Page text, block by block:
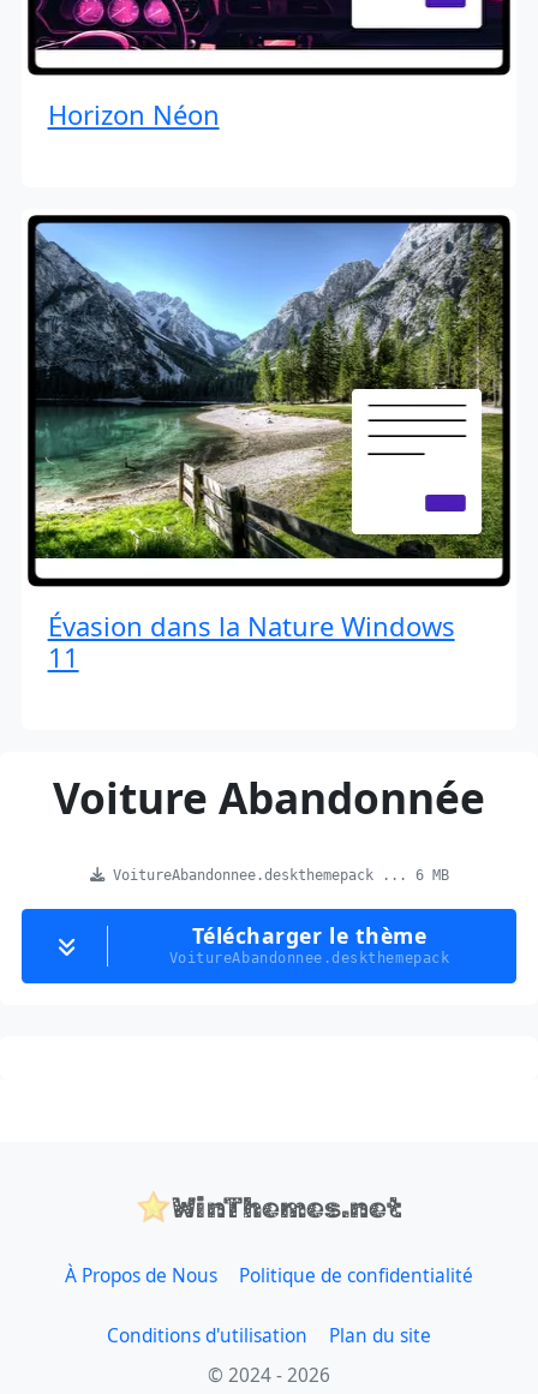
Horizon Néon
Évasion dans la Nature Windows
11
Voiture Abandonnée
VoitureAbandonnee.deskthemepack ... 6 MB
Télécharger le thème
VoitureAbandonnee.deskthemepack
WinThemes.net
À Propos de Nous Politique de confidentialité
Conditions d'utilisation
Plan du site
© 2024 - 2026